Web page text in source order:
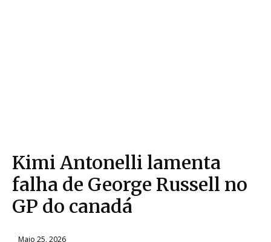
Kimi Antonelli lamenta
falha de George Russell no
GP do canadá
Maio 25, 2026